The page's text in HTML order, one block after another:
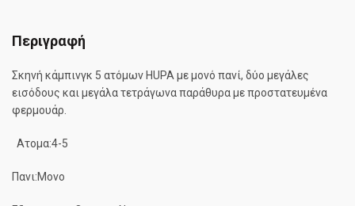
Περιγραφή
Σκηνή κάμπινγκ 5 ατόμων HUPA με μονό πανί, δύο μεγάλες
εισόδους και μεγάλα τετράγωνα παράθυρα με προστατευμένα
φερμουάρ.
Ατομα:4-5
Πανι:Μονο